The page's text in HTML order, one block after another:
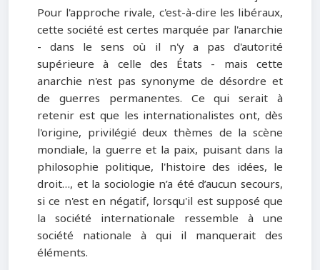
Pour l'approche rivale, c'est-à-dire les libéraux,
cette société est certes marquée par l'anarchie
- dans le sens où il n'y a pas d'autorité
supérieure à celle des États - mais cette
anarchie n'est pas synonyme de désordre et
de guerres permanentes. Ce qui serait à
retenir est que les internationalistes ont, dès
l'origine, privilégié deux thèmes de la scène
mondiale, la guerre et la paix, puisant dans la
philosophie politique, l'histoire des idées, le
droit…, et la sociologie n’a été d’aucun secours,
si ce n'est en négatif, lorsqu'il est supposé que
la société internationale ressemble à une
société nationale à qui il manquerait des
éléments.